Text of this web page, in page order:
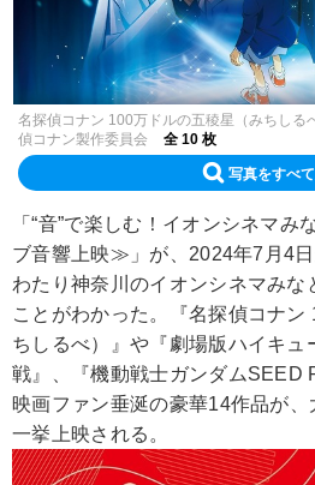
名探偵コナン 100万ドルの五稜星（みちしる
偵コナン製作委員会
全 10 枚
写真をすべ
「“音”で楽しむ！イオンシネマ
ブ音響上映≫」が、2024年7月4
わたり神奈川のイオンシネマみな
ことがわかった。『名探偵コナ
ちしるべ）』や『劇場版ハイキュ
戦』、『機動戦士ガンダムSEED
映画ファン垂涎の豪華14作品が
一挙上映される。